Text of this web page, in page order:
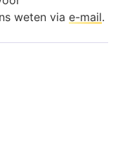
weten via e-mail.